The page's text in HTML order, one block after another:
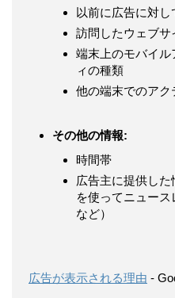
以前に広告に対
訪問したウェブサ
端末上のモバイル
ィの種類
他の端末でのアク
その他の情報:
時間帯
広告主に提供し
を使ってニュー
など）
広告が表示される理由 -